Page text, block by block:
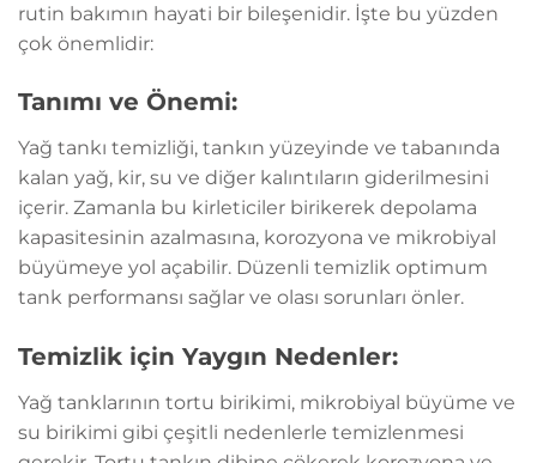
rutin bakımın hayati bir bileşenidir. İşte bu yüzden
çok önemlidir:
Tanımı ve Önemi:
Yağ tankı temizliği, tankın yüzeyinde ve tabanında
kalan yağ, kir, su ve diğer kalıntıların giderilmesini
içerir. Zamanla bu kirleticiler birikerek depolama
kapasitesinin azalmasına, korozyona ve mikrobiyal
büyümeye yol açabilir. Düzenli temizlik optimum
tank performansı sağlar ve olası sorunları önler.
Temizlik için Yaygın Nedenler:
Yağ tanklarının tortu birikimi, mikrobiyal büyüme ve
su birikimi gibi çeşitli nedenlerle temizlenmesi